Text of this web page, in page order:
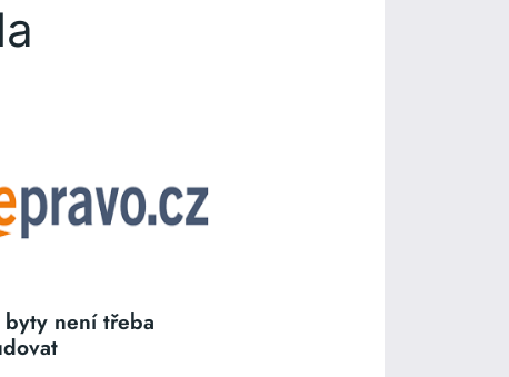
není třeba